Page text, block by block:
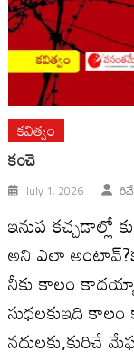
కవిత్వం
కంచె
July 1, 2026
ఇనుప కచ్చడాల్లో
అని ఎలా
నీకు కాలం
సుధలకుఇది
నదులకు,కురిచే